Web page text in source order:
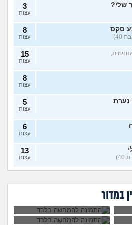
שלי? 3
עצות
סקס
8
עצות
15
עצות
8
עצות
נערת
5
עצות
6
עצות
13
עצות
בי,
9
במדור
שכבתי עם מלא
במחלות מין, לספר?
לא שוכבים והוא אמר
יותר רזה. מה לעשות?